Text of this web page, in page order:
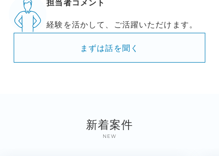
担当者コメント
経験を活かして、ご活躍いただけます。
まずは話を聞く
新着案件
NEW